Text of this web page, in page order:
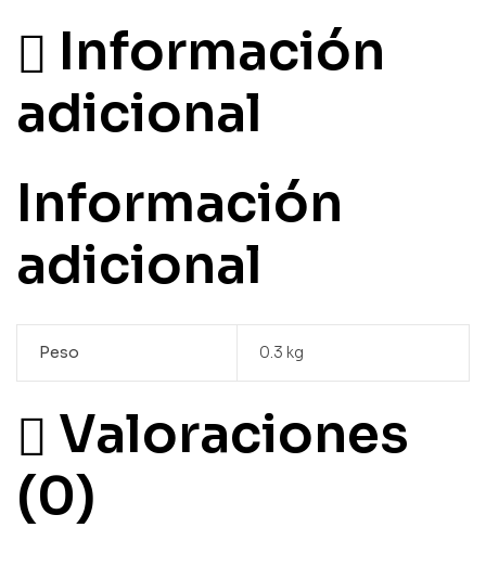
Información
adicional
Información
adicional
Peso 0.3 kg
Valoraciones
(0)